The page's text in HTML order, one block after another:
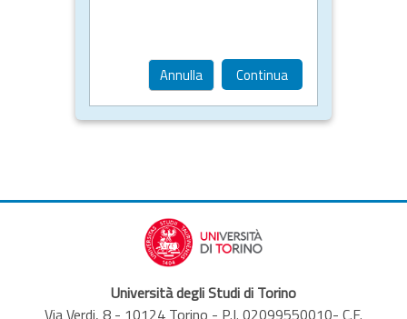
Annulla Continua
Università degli Studi di Torino
Via Verdi, 8 - 10124 Torino - P.I. 02099550010- C.F.